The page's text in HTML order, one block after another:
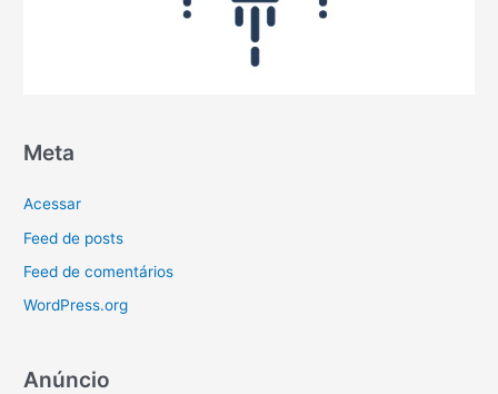
Meta
Acessar
Feed de posts
Feed de comentários
WordPress.org
Anúncio